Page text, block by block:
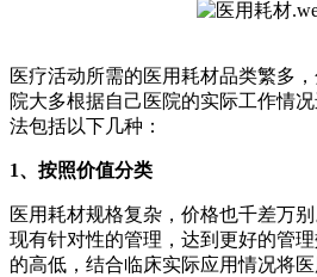
医疗活动所需的医用耗材品类繁多
院大多根据自己医院的实际工作情
法包括以下几种：
1、按照价值分类
医用耗材规格复杂，价格也千差万
现有针对性的管理，达到更好的管
的高低，结合临床实际应用情况将